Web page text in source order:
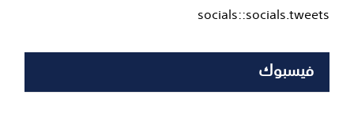
socials::socials.tweets
فيسبوك